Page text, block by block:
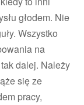
głodem. Nie
Wszystko
na
dalej. Należy
się ze
pracy,